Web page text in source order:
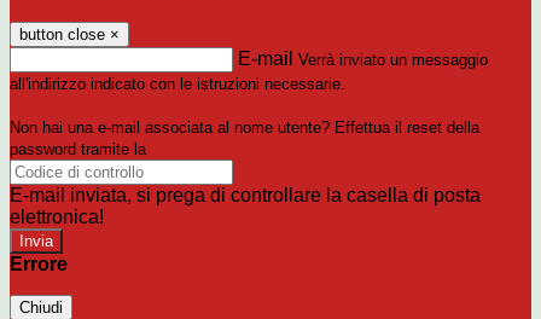
button close ×
E-mail Verrà inviato un messaggio
all'indirizzo indicato con le istruzioni necessarie.
Non hai una e-mail associata al nome utente? Effettua il reset della
password tramite la
E-mail inviata, si prega di controllare la casella di posta
elettronica!
Errore
Chiudi